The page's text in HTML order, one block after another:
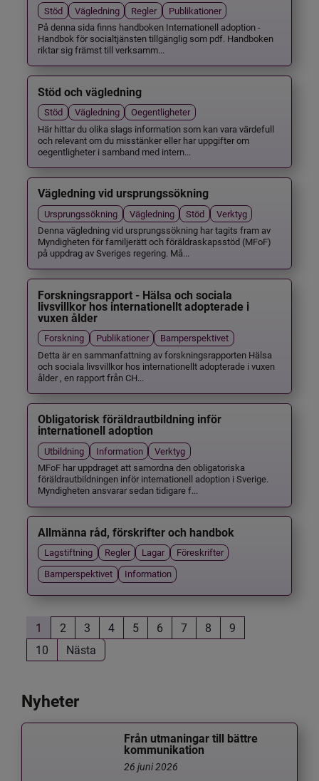
Stöd Vägledning Regler
Publikationer
På denna sida finns handboken Internationell adoption -
Handbok för socialtjänsten tillgänglig som pdf. Handboken
riktar sig främst till verksamm...
Stöd och vägledning
Stöd Vägledning
Oegentligheter
Här hittar du olika slags information som kan vara värdefull
och relevant om du misstänker eller har uppgifter om
oegentligheter i samband med intern...
Vägledning vid ursprungssökning
Ursprungssökning Vägledning Stöd
Verktyg
Denna vägledning vid ursprungssökning har tagits fram av
Myndigheten för familjerätt och föräldraskapsstöd (MFoF)
på uppdrag av Sveriges regering. Må...
Forskningsrapport - Hälsa och sociala
livsvillkor hos internationellt adopterade i
vuxen ålder
Forskning Publikationer
Barnperspektivet
Detta är en sammanfattning av forskningsrapporten Hälsa
och sociala livsvillkor hos internationellt adopterade i vuxen
ålder , en rapport från CH...
Obligatorisk föräldrautbildning inför
internationell adoption
Utbildning Information
Verktyg
MFoF har uppdraget att samordna den obligatoriska
föräldrautbildningen inför internationell adoption i Sverige.
Myndigheten ansvarar sedan tidigare f...
Allmänna råd, förskrifter och handbok
Lagstiftning Regler Lagar
Föreskrifter
Barnperspektivet
Information
1 2 3 4 5 6 7 8
9
10
Nästa
Nyheter
Från utmaningar till bättre
kommunikation
26 juni 2026